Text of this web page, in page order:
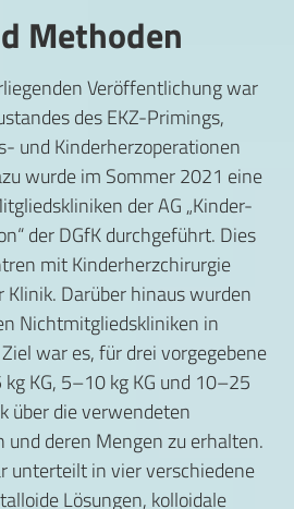
Methoden
Veröffentlichung war
des EKZ-Primings,
und Kinderherzoperationen
wurde im Sommer 2021 eine
der AG „Kinder-
der DGfK durchgeführt. Dies
mit Kinderherzchirurgie
Darüber hinaus wurden
Nichtmitgliedskliniken in
war es, für drei vorgegebene
KG, 5–10 kg KG und 10–25
über die verwendeten
deren Mengen zu erhalten.
unterteilt in vier verschiedene
Lösungen, kolloidale